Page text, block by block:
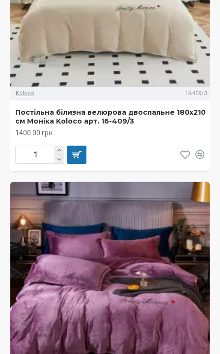
Koloco 16-409/3
Постільна білизна велюрова двоспальне 180х210
см Моніка Koloco арт. 16-409/3
1400.00 грн.